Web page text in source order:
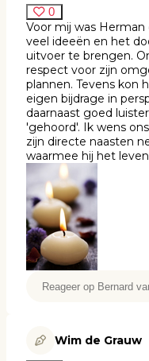
0
Voor mij was Herman
veel ideeën en het
uitvoer te brengen.
respect voor zijn
plannen. Tevens kon
eigen bijdrage in
daarnaast goed
'gehoord'. Ik wens
zijn directe naasten
waarmee hij het
Wim de Grauw